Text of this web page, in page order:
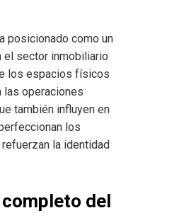
posicionado como un
el sector inmobiliario
los espacios físicos
las operaciones
también influyen en
los
la identidad
del